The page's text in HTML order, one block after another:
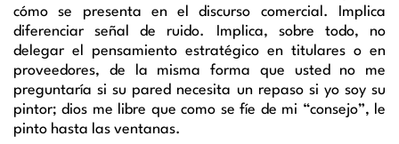
cómo se presenta en el discurso comercial. Implica
diferenciar señal de ruido. Implica, sobre todo, no
delegar el pensamiento estratégico en titulares o en
proveedores, de la misma forma que usted no me
preguntaría si su pared necesita un repaso si yo soy su
pintor; dios me libre que como se fíe de mi “consejo”, le
pinto hasta las ventanas.